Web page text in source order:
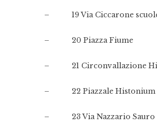
– 19 Via Ciccarone scuole
– 20 Piazza Fiume
– 21 Circonvallazione
– 22 Piazzale Histonium
– 23 Via Nazzario Sauro